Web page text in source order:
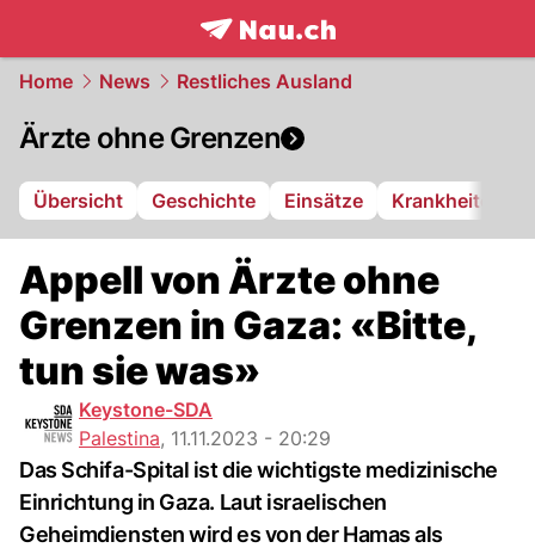
frontpage.NAU.ch
Home News Restliches Ausland
Ärzte ohne Grenzen
Übersicht Geschichte Einsätze Krankheiten
Appell von Ärzte ohne
Grenzen in Gaza: «Bitte,
tun sie was»
Keystone-SDA
Palestina, 11.11.2023 - 20:29
Das Schifa-Spital ist die wichtigste medizinische
Einrichtung in Gaza. Laut israelischen
Geheimdiensten wird es von der Hamas als